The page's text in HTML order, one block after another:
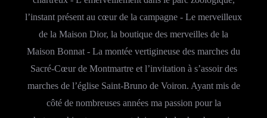
l’instant présent au cœur de la campagne - Le merveilleux
de la Maison Dior, la boutique des merveilles de la
Maison Bonnat - La montée vertigineuse des marches du
Sacré-Cœur de Montmartre et l’invitation à s’assoir des
marches de l’église Saint-Bruno de Voiron. Ayant mis de
côté de nombreuses années ma passion pour la